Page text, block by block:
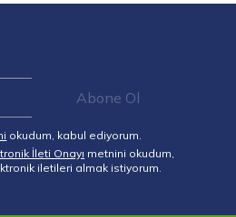
Abone Ol
okudum, kabul ediyorum.
İleti Onayı metnini okudum,
iletileri almak istiyorum.